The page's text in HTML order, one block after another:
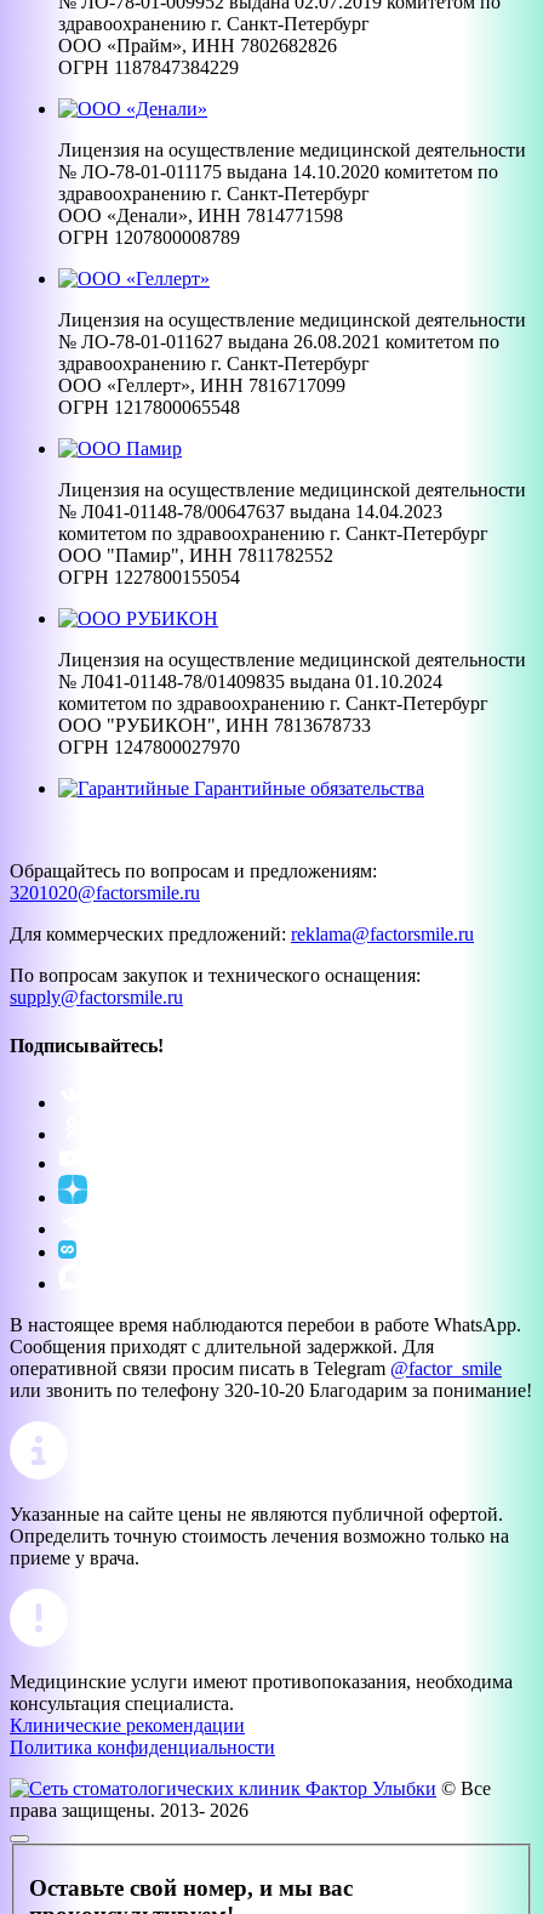
здравоохранению г. Санкт-Петербург
ООО «Прайм», ИНН 7802682826
ОГРН 1187847384229
Лицензия на осуществление медицинской деятельности
№ ЛО-78-01-011175 выдана 14.10.2020 комитетом по
здравоохранению г. Санкт-Петербург
ООО «Денали», ИНН 7814771598
ОГРН 1207800008789
Лицензия на осуществление медицинской деятельности
№ ЛО-78-01-011627 выдана 26.08.2021 комитетом по
здравоохранению г. Санкт-Петербург
ООО «Геллерт», ИНН 7816717099
ОГРН 1217800065548
Лицензия на осуществление медицинской деятельности
№ Л041-01148-78/00647637 выдана 14.04.2023
комитетом по здравоохранению г. Санкт-Петербург
ООО "Памир", ИНН 7811782552
ОГРН 1227800155054
Лицензия на осуществление медицинской деятельности
№ Л041-01148-78/01409835 выдана 01.10.2024
комитетом по здравоохранению г. Санкт-Петербург
ООО "РУБИКОН", ИНН 7813678733
ОГРН 1247800027970
Гарантийные обязательства
Обращайтесь по вопросам и предложениям:
3201020@factorsmile.ru
Для коммерческих предложений: reklama@factorsmile.ru
По вопросам закупок и технического оснащения:
supply@factorsmile.ru
Подписывайтесь!
В настоящее время наблюдаются перебои в работе WhatsApp.
Сообщения приходят с длительной задержкой. Для
оперативной связи просим писать в Telegram @factor_smile
или звонить по телефону 320-10-20 Благодарим за понимание!
Указанные на сайте цены не являются публичной офертой.
Определить точную стоимость лечения возможно только на
приеме у врача.
Медицинские услуги имеют противопоказания, необходима
консультация специалиста.
Клинические рекомендации
Политика конфиденциальности
© Все
права защищены. 2013- 2026
Оставьте свой номер, и мы вас